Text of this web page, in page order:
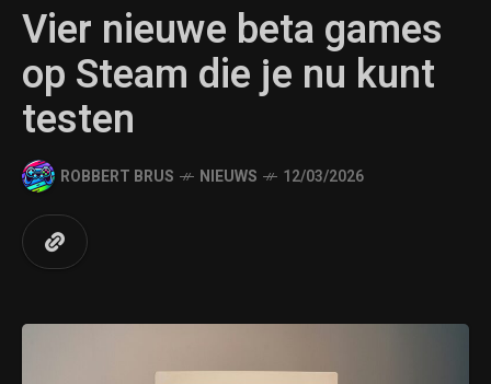
Vier nieuwe beta games
op Steam die je nu kunt
testen
ROBBERT BRUS NIEUWS 12/03/2026